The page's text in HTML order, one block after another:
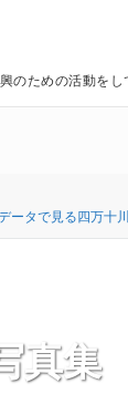
のための活動をし
ータで見る四万十川
真集